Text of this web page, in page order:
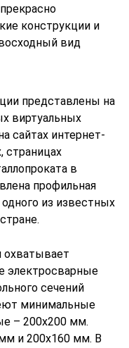
конструкции и
вид
представлены на
виртуальных
сайтах интернет-
страницах
в
профильная
из известных
охватывает
электросварные
сечений
минимальные
– 200х200 мм.
и 200х160 мм. В